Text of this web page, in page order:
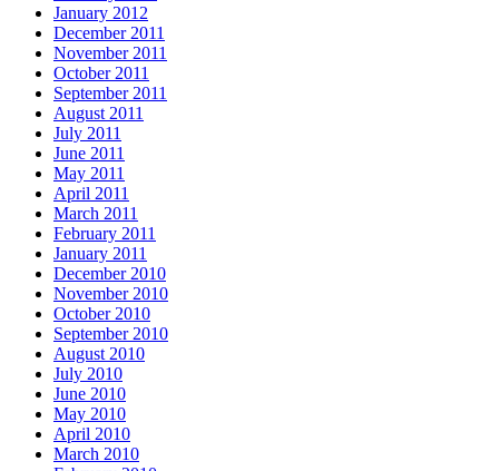
January 2012
December 2011
November 2011
October 2011
September 2011
August 2011
July 2011
June 2011
May 2011
April 2011
March 2011
February 2011
January 2011
December 2010
November 2010
October 2010
September 2010
August 2010
July 2010
June 2010
May 2010
April 2010
March 2010